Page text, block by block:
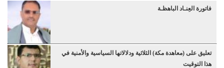
فاتورة العِنـاد الباهظـة
تعليق على (معاهدة مكة) الثلاثية ودلالاتها السياسية والأمنية في
هذا التوقيت